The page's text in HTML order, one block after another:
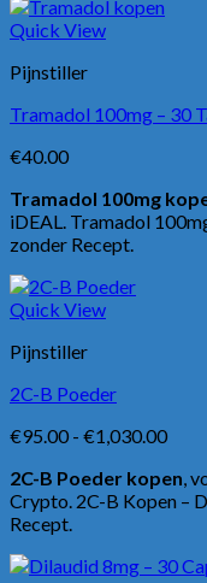
Quick View
Pijnstiller
Tramadol 100mg – 30
€40.00
Tramadol 100mg
iDEAL. Tramadol
zonder Recept.
Quick View
Pijnstiller
2C-B Poeder
€95.00 - €1,030.00
tot
2C-B Poeder kopen,
Crypto. 2C-B Kopen –
Recept.